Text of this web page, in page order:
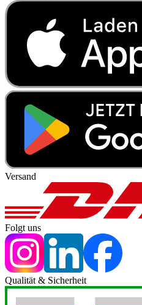
Versand
Folgt uns
Qualität & Sicherheit